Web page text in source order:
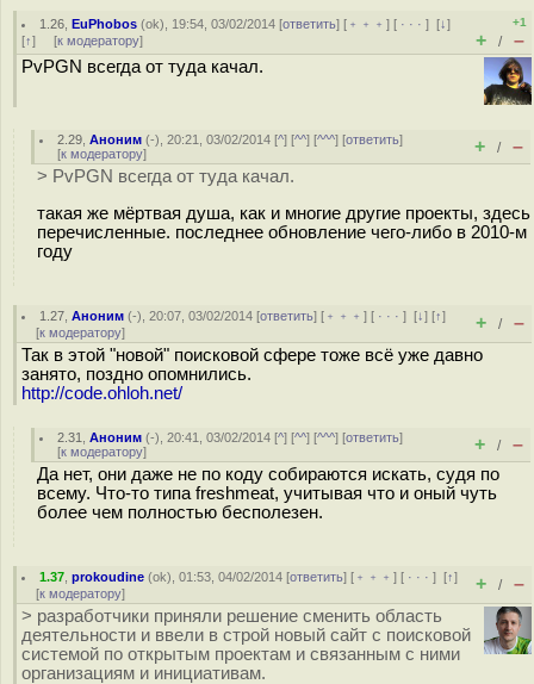
1.26 ,EuPhobos (ok), 19:54, 03/02/2014 [ответить] [ ﹢﹢﹢] [ · · ·][↓]
[↑] [к модератору]
+1
+ / –
PvPGN всегда от туда качал.
2.29 ,Аноним (-), 20:21, 03/02/2014 [^] [^^] [^^^] [ответить]
[к модератору] + / –
> PvPGN всегда от туда качал.
такая же мёртвая душа, как и многие другие проекты, здесь
перечисленные. последнее обновление чего-либо в 2010-м
году
1.27 ,Аноним (-), 20:07, 03/02/2014 [ответить] [ ﹢﹢﹢] [ · · ·][↓] [↑]
[к модератору] + / –
Так в этой "новой" поисковой сфере тоже всё уже давно
занято, поздно опомнились.
http://code.ohloh.net/
2.31 ,Аноним (-), 20:41, 03/02/2014 [^] [^^] [^^^] [ответить]
[к модератору] + / –
Да нет, они даже не по коду собираются искать, судя по
всему. Что-то типа freshmeat, учитывая что и оный чуть
более чем полностью бесполезен.
1.37 ,prokoudine (ok), 01:53, 04/02/2014 [ответить] [ ﹢﹢﹢] [ · · ·][↑]
[к модератору] + / –
> разработчики приняли решение сменить область
деятельности и ввели в строй новый сайт с поисковой
системой по открытым проектам и связанным с ними
организациям и инициативам.